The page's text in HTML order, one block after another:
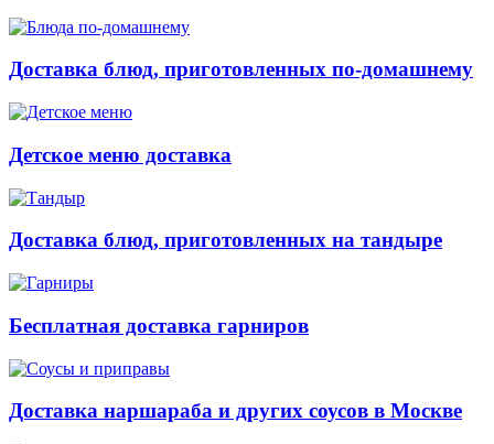
Доставка блюд, приготовленных по-домашнему
Детское меню доставка
Доставка блюд, приготовленных на тандыре
Бесплатная доставка гарниров
Доставка наршараба и других соусов в Москве